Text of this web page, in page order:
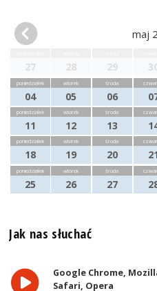
maj
27 28 29
poniedziałek
04
wtorek
05
środa
06
poniedziałek
11
wtorek
12
środa
13
poniedziałek
18
wtorek
19
środa
20 21
poniedziałek
25
wtorek
26
środa
27
Jak nas słuchać
Google Chrome,
Safari, Opera